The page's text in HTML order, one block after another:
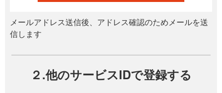
メールアドレス送信後、アドレス確認のためメールを送
信します
２.他のサービスIDで登録する